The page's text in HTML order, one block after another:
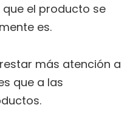
el producto se
es.
más atención a
que a las